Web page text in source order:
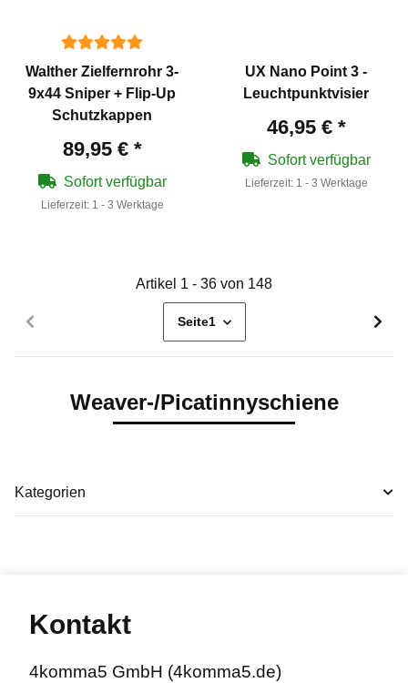
Walther Zielfernrohr 3-
9x44 Sniper + Flip-Up
Schutzkappen
89,95 € *
Sofort verfügbar
Lieferzeit: 1 - 3 Werktage
UX Nano Point 3 -
Leuchtpunktvisier
46,95 € *
Sofort verfügbar
Lieferzeit: 1 - 3 Werktage
Artikel 1 - 36 von 148
Seite1
Weaver-/Picatinnyschiene
Kategorien
Kontakt
4komma5 GmbH (4komma5.de)